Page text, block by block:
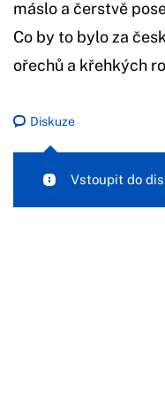
máslo a čerstvě
Co by to bylo za
ořechů a křehkých
Diskuze
Vstoupit do